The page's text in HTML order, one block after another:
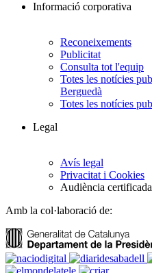
Informació corporativa
Reconeixements
Publicitat
Consulta tot l'equip
Totes les notícies
Berguedà
Totes les notícies
Legal
Avís legal
Privacitat i Cookies
Audiència
Amb la col·laboració de: